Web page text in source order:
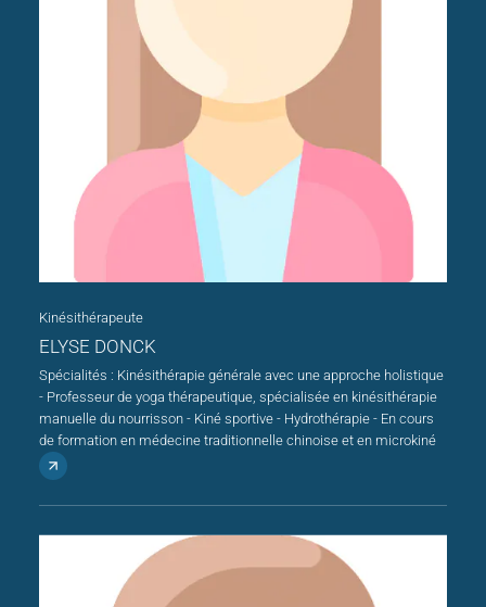
Kinésithérapeute
ELYSE DONCK
Spécialités : Kinésithérapie générale avec une approche holistique
- Professeur de yoga thérapeutique, spécialisée en kinésithérapie
manuelle du nourrisson - Kiné sportive - Hydrothérapie - En cours
de formation en médecine traditionnelle chinoise et en microkiné